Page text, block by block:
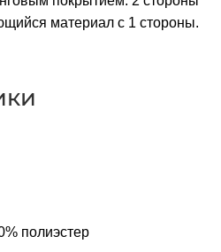
материал с 1 стороны.
полиэстер